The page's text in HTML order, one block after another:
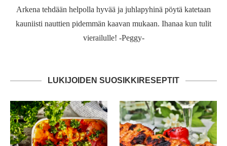
Arkena tehdään helpolla hyvää ja juhlapyhinä pöytä katetaan
kauniisti nauttien pidemmän kaavan mukaan. Ihanaa kun tulit
vierailulle! -Peggy-
LUKIJOIDEN SUOSIKKIRESEPTIT